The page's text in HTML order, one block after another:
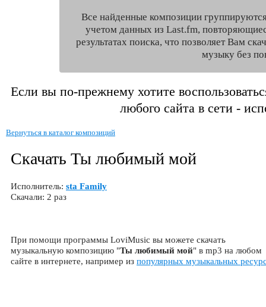
Все найденные композиции
учетом данных из Last.fm,
результатах поиска, что позволяет Вам
музыку без
Если вы по-прежнему хотите
любого сайта в сети -
Вернуться в каталог композиций
Скачать Ты любимый мой
Исполнитель: sta Family
Скачали: 2 раз
При помощи программы LoviMusic вы можете скачать
музыкальную композицию "Ты любимый мой" в mp3 на любом
сайте в интернете, например из популярных музыкальных